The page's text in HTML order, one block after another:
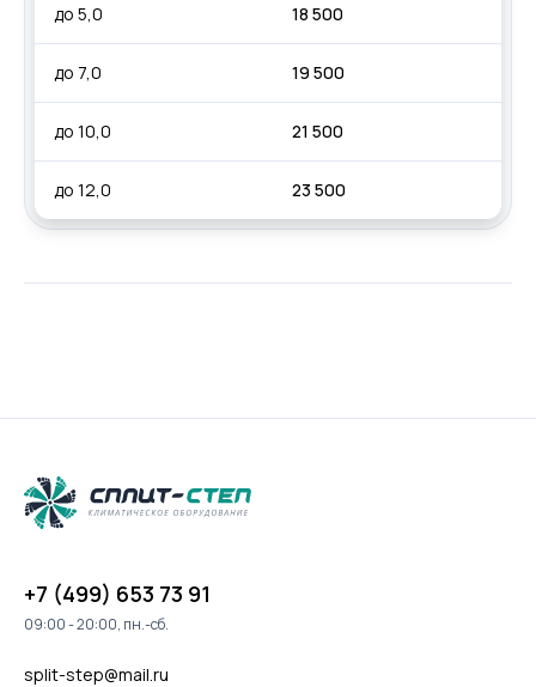
до 5,0 18 500
до 7,0 19 500
до 10,0 21 500
до 12,0 23 500
+7 (499) 653 73 91
09:00 - 20:00, пн.-сб.
split-step@mail.ru